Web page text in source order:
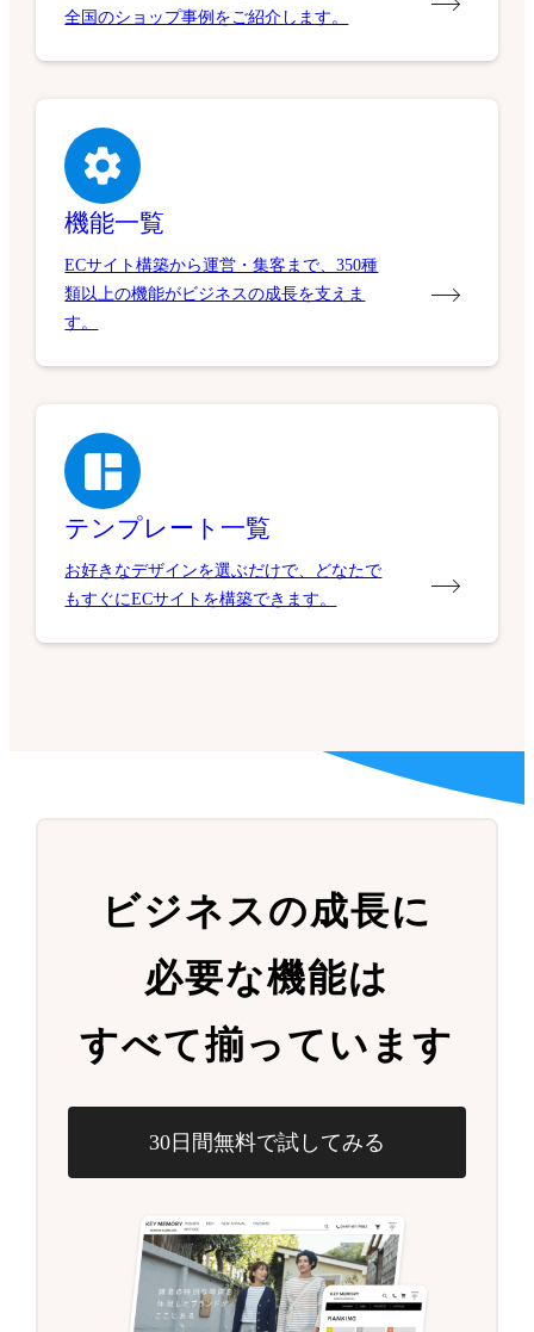
全国のショップ事例をご紹介します。
機能一覧
ECサイト構築から運営・集客まで、350種
類以上の機能がビジネスの成長を支えま
す。
テンプレート一覧
お好きなデザインを選ぶだけで、どなたで
もすぐにECサイトを構築できます。
ビジネスの成長に
必要な機能は
すべて揃っています
30日間無料で試してみる